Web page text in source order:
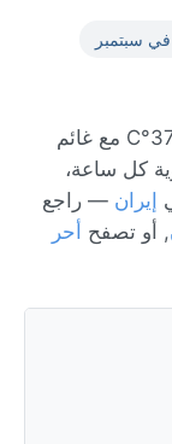
سبتمبر
الطقس المباشر في Eslamshahr، حاليًا 37°C مع غائم
الجوية كل ساعة،
إيران — راجع
, أو تصفح أحر